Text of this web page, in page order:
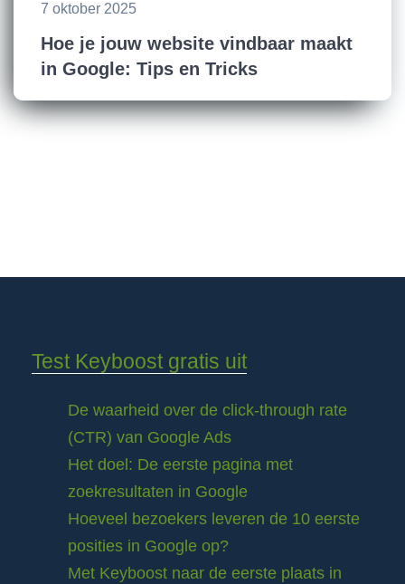
7 oktober 2025
Hoe je jouw website vindbaar maakt
in Google: Tips en Tricks
Test Keyboost gratis uit
De waarheid over de click-through rate
(CTR) van Google Ads
Het doel: De eerste pagina met
zoekresultaten in Google
Hoeveel bezoekers leveren de 10 eerste
posities in Google op?
Met Keyboost naar de eerste plaats in